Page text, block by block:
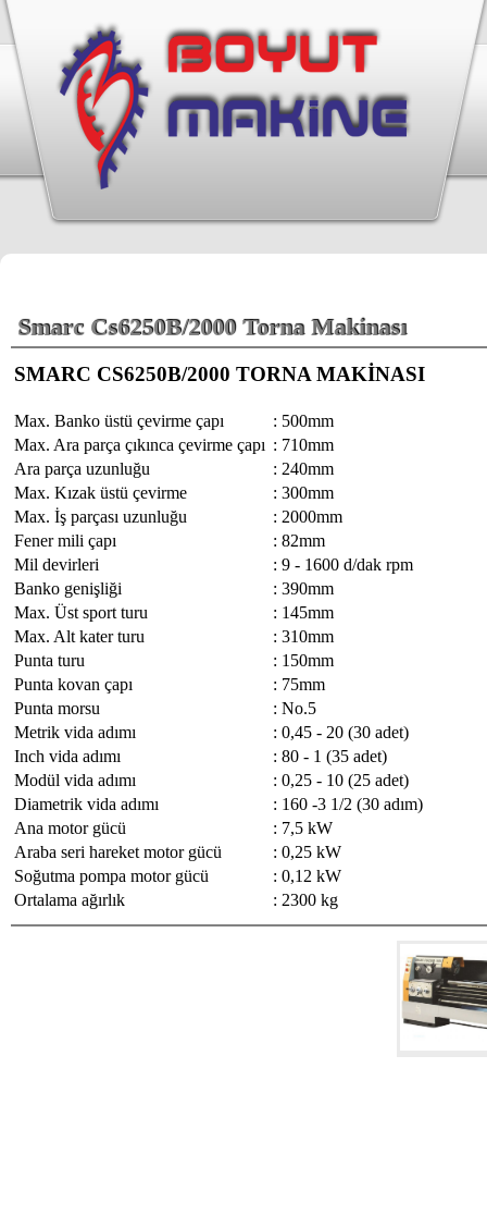
Smarc Cs6250B/2000 Torna Makinası
SMARC CS6250B/2000 TORNA MAKİNASI
Max. Banko üstü çevirme çapı : 500mm
Max. Ara parça çıkınca çevirme çapı : 710mm
Ara parça uzunluğu
: 240mm
Max. Kızak üstü çevirme
: 300mm
Max. İş parçası uzunluğu
: 2000mm
Fener mili çapı
: 82mm
Mil devirleri
: 9 - 1600 d/dak rpm
Banko genişliği
: 390mm
Max. Üst sport turu
: 145mm
Max. Alt kater turu
: 310mm
Punta turu
: 150mm
Punta kovan çapı
: 75mm
Punta morsu
: No.5
Metrik vida adımı
: 0,45 - 20 (30 adet)
Inch vida adımı
: 80 - 1 (35 adet)
Modül vida adımı
: 0,25 - 10 (25 adet)
Diametrik vida adımı
: 160 -3 1/2 (30 adım)
Ana motor gücü
: 7,5 kW
Araba seri hareket motor gücü
: 0,25 kW
Soğutma pompa motor gücü
: 0,12 kW
Ortalama ağırlık
: 2300 kg